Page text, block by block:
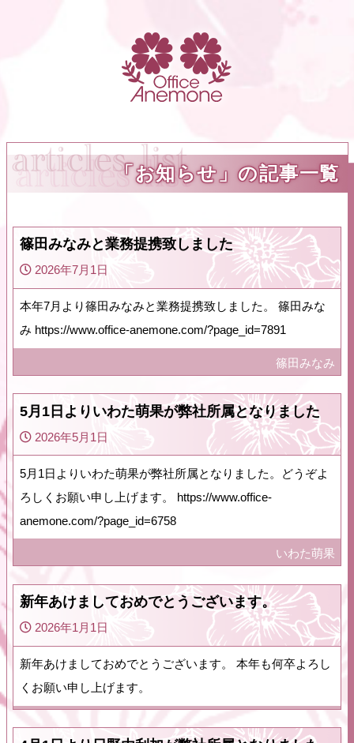
「お知らせ」の記事一覧
篠田みなみと業務提携致しました
2026年7月1日
本年7月より篠田みなみと業務提携致しました。 篠田みな
み https://www.office-anemone.com/?page_id=7891
篠田みなみ
5月1日よりいわた萌果が弊社所属となりました
2026年5月1日
5月1日よりいわた萌果が弊社所属となりました。どうぞよ
ろしくお願い申し上げます。 https://www.office-
anemone.com/?page_id=6758
いわた萌果
新年あけましておめでとうございます。
2026年1月1日
新年あけましておめでとうございます。 本年も何卒よろし
くお願い申し上げます。